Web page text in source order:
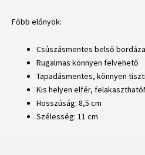
Főbb előnyök:
Csúszásmentes belső
Rugalmas könnyen felvehető
Tapadásmentes, könnyen
Kis helyen elfér,
Hosszúság: 8,5 cm
Szélesség: 11 cm